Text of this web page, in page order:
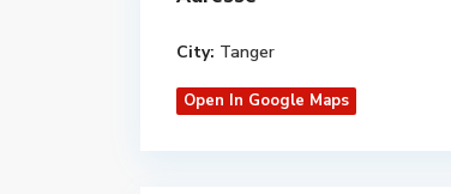
City: Tanger
Open In Google Maps